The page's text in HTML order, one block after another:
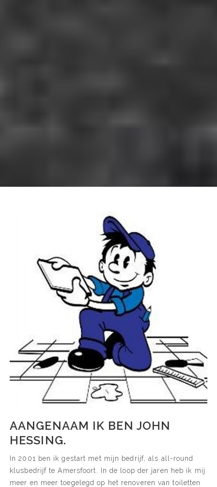
AANGENAAM IK BEN JOHN
HESSING.
In 2001 ben ik gestart met mijn bedrijf, als all-round
klusbedrijf te Amersfoort. In de loop der jaren heb ik mij
meer en meer toegelegd op het renoveren van toiletten